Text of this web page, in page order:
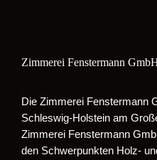
Zimmerei Fenstermann
Die Zimmerei Fenstermann
Schleswig-Holstein am
Zimmerei Fenstermann
den Schwerpunkten Holz-